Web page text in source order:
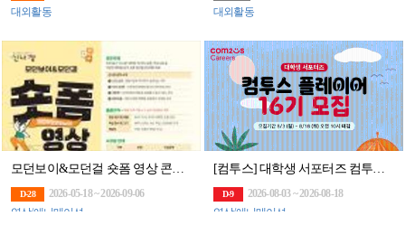
대외활동
대외활동
D-28
2026-05-18 ~ 2026-09-06
영상/애니메이션
D-9
2026-08-03 ~ 2026-08-18
영상/애니메이션